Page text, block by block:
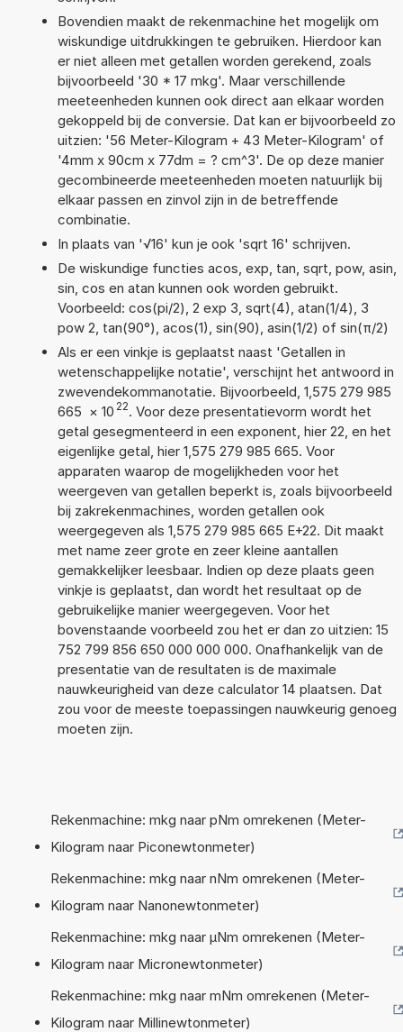
Bovendien maakt de rekenmachine het mogelijk om
wiskundige uitdrukkingen te gebruiken. Hierdoor kan
er niet alleen met getallen worden gerekend, zoals
bijvoorbeeld '30 * 17 mkg'. Maar verschillende
meeteenheden kunnen ook direct aan elkaar worden
gekoppeld bij de conversie. Dat kan er bijvoorbeeld zo
uitzien: '56 Meter-Kilogram + 43 Meter-Kilogram' of
'4mm x 90cm x 77dm = ? cm^3'. De op deze manier
gecombineerde meeteenheden moeten natuurlijk bij
elkaar passen en zinvol zijn in de betreffende
combinatie.
In plaats van '√16' kun je ook 'sqrt 16' schrijven.
De wiskundige functies acos, exp, tan, sqrt, pow, asin,
sin, cos en atan kunnen ook worden gebruikt.
Voorbeeld: cos(pi/2), 2 exp 3, sqrt(4), atan(1/4), 3
pow 2, tan(90°), acos(1), sin(90), asin(1/2) of sin(π/2)
Als er een vinkje is geplaatst naast 'Getallen in
wetenschappelijke notatie', verschijnt het antwoord in
zwevendekommanotatie. Bijvoorbeeld, 1,575 279 985
665 × 10 22. Voor deze presentatievorm wordt het
getal gesegmenteerd in een exponent, hier 22, en het
eigenlijke getal, hier 1,575 279 985 665. Voor
apparaten waarop de mogelijkheden voor het
weergeven van getallen beperkt is, zoals bijvoorbeeld
bij zakrekenmachines, worden getallen ook
weergegeven als 1,575 279 985 665 E+22. Dit maakt
met name zeer grote en zeer kleine aantallen
gemakkelijker leesbaar. Indien op deze plaats geen
vinkje is geplaatst, dan wordt het resultaat op de
gebruikelijke manier weergegeven. Voor het
bovenstaande voorbeeld zou het er dan zo uitzien: 15
752 799 856 650 000 000 000. Onafhankelijk van de
presentatie van de resultaten is de maximale
nauwkeurigheid van deze calculator 14 plaatsen. Dat
zou voor de meeste toepassingen nauwkeurig genoeg
moeten zijn.
Rekenmachine: mkg naar pNm omrekenen (Meter-
Kilogram naar Piconewtonmeter)
Rekenmachine: mkg naar nNm omrekenen (Meter-
Kilogram naar Nanonewtonmeter)
Rekenmachine: mkg naar µNm omrekenen (Meter-
Kilogram naar Micronewtonmeter)
Rekenmachine: mkg naar mNm omrekenen (Meter-
Kilogram naar Millinewtonmeter)